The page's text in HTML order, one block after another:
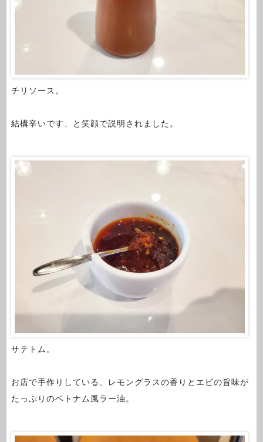
チリソース。
結構辛いです、と笑顔で説明されました。
サテトム。
お店で手作りしている、レモングラスの香りとエビの旨味が
たっぷりのベトナム風ラー油。